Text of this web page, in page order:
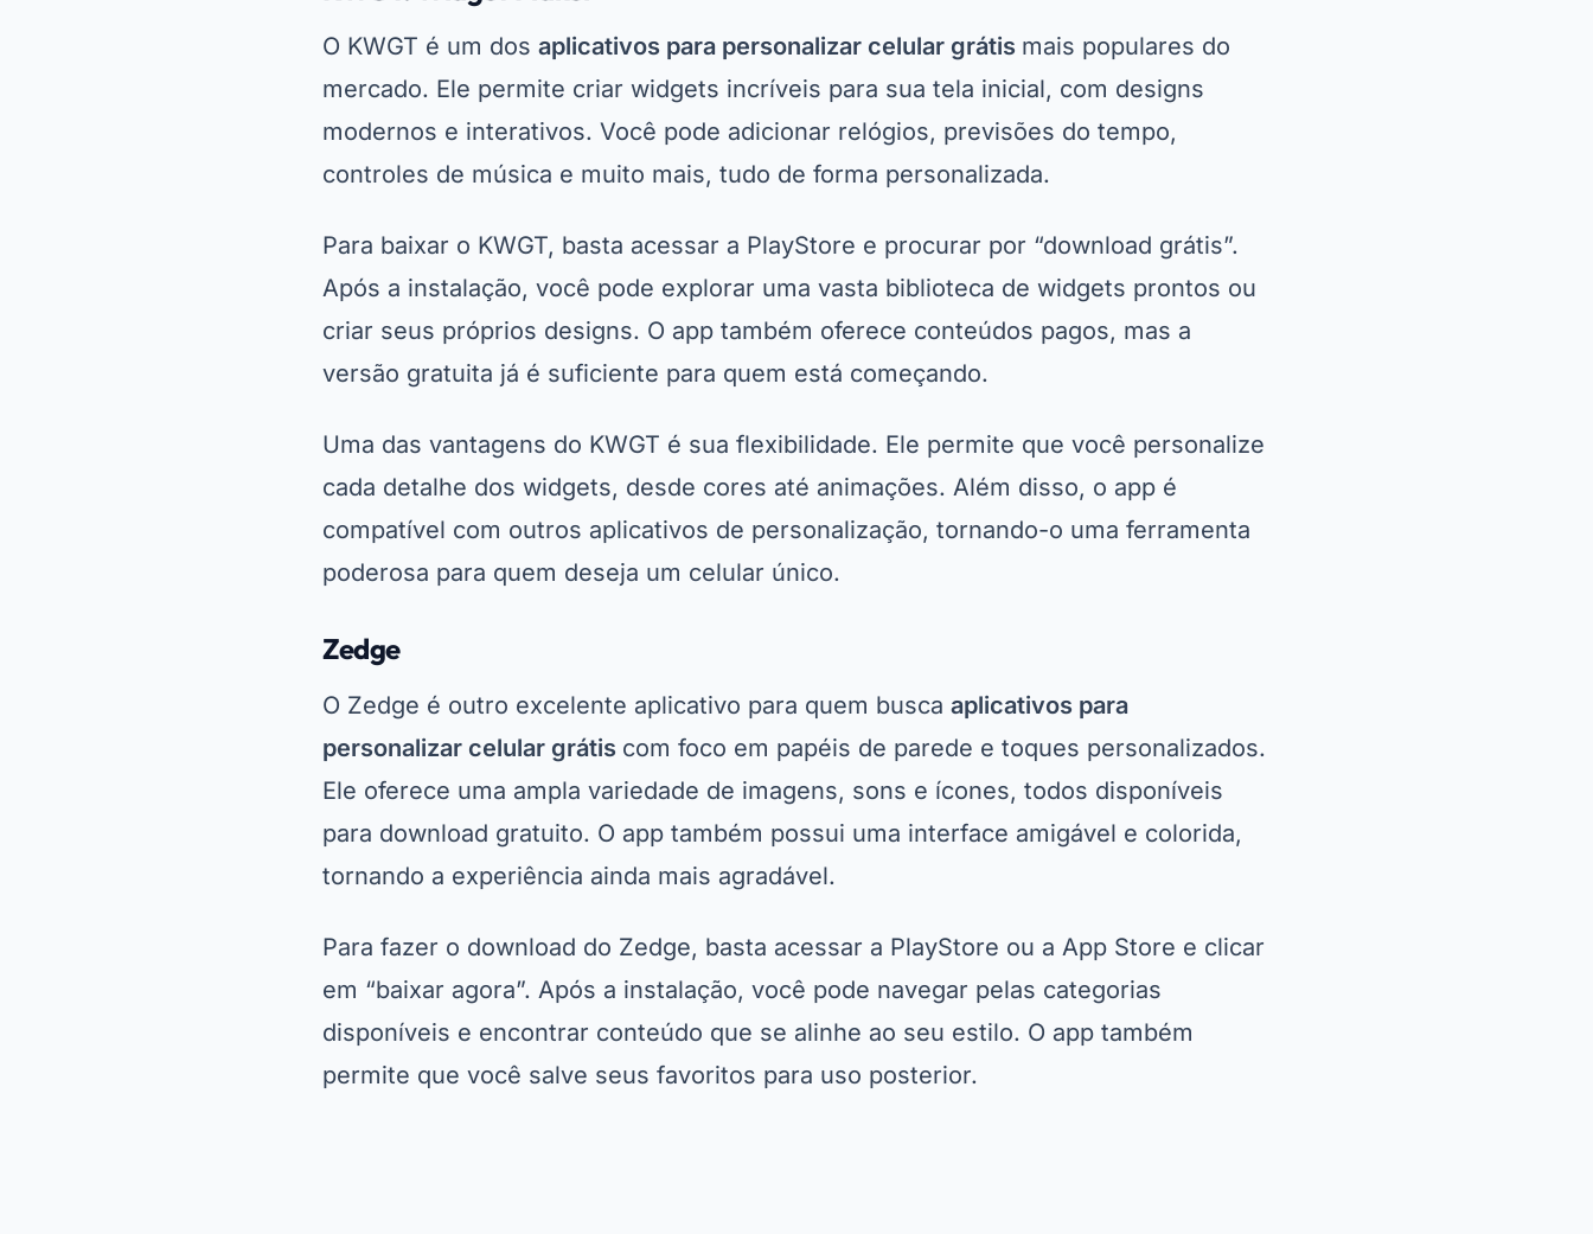
O KWGT é um dos aplicativos para personalizar celular grátis mais populares do
mercado. Ele permite criar widgets incríveis para sua tela inicial, com designs
modernos e interativos. Você pode adicionar relógios, previsões do tempo,
controles de música e muito mais, tudo de forma personalizada.
Para baixar o KWGT, basta acessar a PlayStore e procurar por “download grátis”.
Após a instalação, você pode explorar uma vasta biblioteca de widgets prontos ou
criar seus próprios designs. O app também oferece conteúdos pagos, mas a
versão gratuita já é suficiente para quem está começando.
Uma das vantagens do KWGT é sua flexibilidade. Ele permite que você personalize
cada detalhe dos widgets, desde cores até animações. Além disso, o app é
compatível com outros aplicativos de personalização, tornando-o uma ferramenta
poderosa para quem deseja um celular único.
Zedge
O Zedge é outro excelente aplicativo para quem busca aplicativos para
personalizar celular grátis com foco em papéis de parede e toques personalizados.
Ele oferece uma ampla variedade de imagens, sons e ícones, todos disponíveis
para download gratuito. O app também possui uma interface amigável e colorida,
tornando a experiência ainda mais agradável.
Para fazer o download do Zedge, basta acessar a PlayStore ou a App Store e clicar
em “baixar agora”. Após a instalação, você pode navegar pelas categorias
disponíveis e encontrar conteúdo que se alinhe ao seu estilo. O app também
permite que você salve seus favoritos para uso posterior.